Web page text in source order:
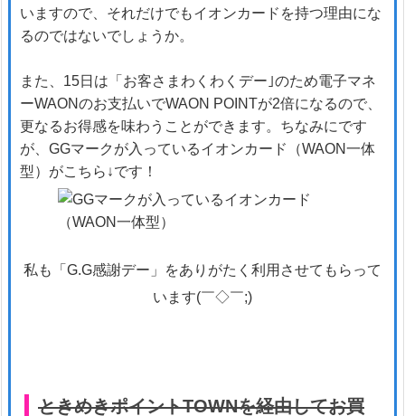
いますので、それだけでもイオンカードを持つ理由にな
るのではないでしょうか。
また、15日は「お客さまわくわくデー｣のため電子マネ
ーWAONのお支払いでWAON POINTが2倍になるので、
更なるお得感を味わうことができます。ちなみにです
が、GGマークが入っているイオンカード（WAON一体
型）がこちら↓です！
私も「G.G感謝デー」をありがたく利用させてもらって
います(￣◇￣;)
ときめきポイントTOWNを経由してお買